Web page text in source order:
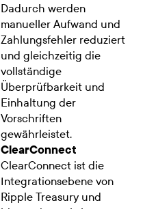
Dadurch werden
manueller Aufwand und
Zahlungsfehler reduziert
und gleichzeitig die
vollständige
Überprüfbarkeit und
Einhaltung der
Vorschriften
gewährleistet.
ClearConnect
ClearConnect ist die
Integrationsebene von
Ripple Treasury und